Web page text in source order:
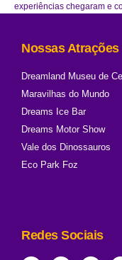
experiências chegaram e
Nossas Atrações
Dreamland Museu de
Maravilhas do Mundo
Dreams Ice Bar
Dreams Motor Show
Vale dos Dinossauros
Eco Park Foz
Redes Sociais